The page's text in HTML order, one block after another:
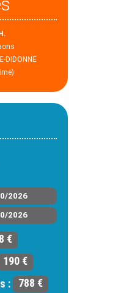
DIDONNE
2026
2026
€
190 €
:
788 €